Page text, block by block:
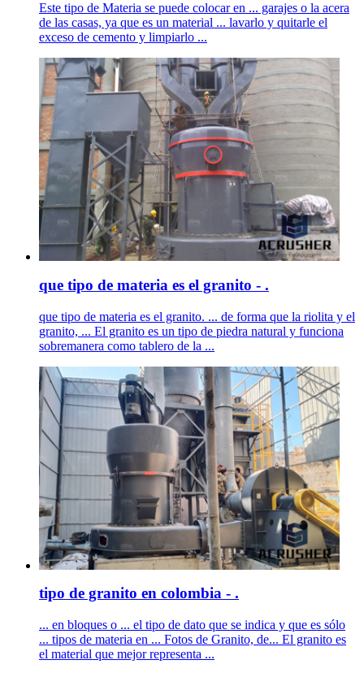
Este tipo de Materia se puede colocar en ... garajes o la acera
de las casas, ya que es un material ... lavarlo y quitarle el
exceso de cemento y limpiarlo ...
que tipo de materia es el granito - .
que tipo de materia es el granito. ... de forma que la riolita y el
granito, ... El granito es un tipo de piedra natural y funciona
sobremanera como tablero de la ...
tipo de granito en colombia - .
... en bloques o ... el tipo de dato que se indica y que es sólo
... tipos de materia en ... Fotos de Granito, de... El granito es
el material que mejor representa ...